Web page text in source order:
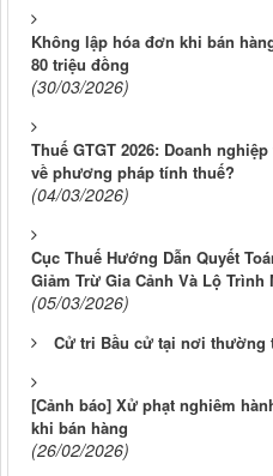
Không lập hóa đơn khi bán
80 triệu đồng
(30/03/2026)
Thuế GTGT 2026: Doanh
về phương pháp tính thuế?
(04/03/2026)
Cục Thuế Hướng Dẫn Quyết
Giảm Trừ Gia Cảnh Và Lộ Trình
(05/03/2026)
Cử tri Bầu cử tại nơi thường
[Cảnh báo] Xử phạt nghiêm
khi bán hàng
(26/02/2026)